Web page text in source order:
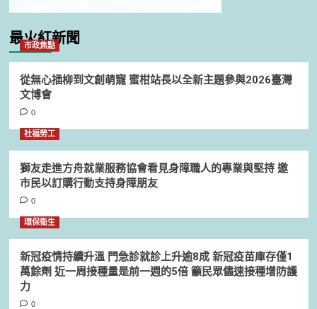
最火紅新聞
市政焦點
從無心插柳到文創萌寵 蜜柑站長以全新主題參與2026臺灣
文博會
0
社福勞工
獅友走進方舟就業服務協會看見身障職人的專業與堅持 邀
市民以訂購行動支持身障朋友
0
環保衛生
新冠疫情持續升溫 門急診就診上升逾8成 新冠疫苗庫存僅1
萬餘劑 近一周接種量是前一週的5倍 籲民眾儘速接種增防護
力
0